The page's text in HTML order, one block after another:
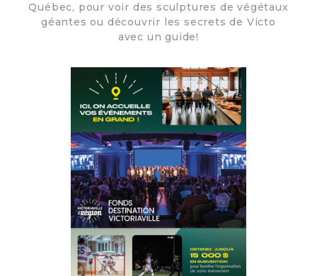
Québec, pour voir des sculptures de végétaux
géantes ou découvrir les secrets de Victo
avec un guide!